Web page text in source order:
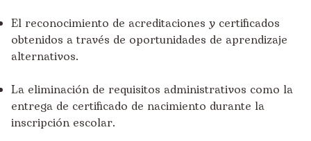
El reconocimiento de acreditaciones y certificados
obtenidos a través de oportunidades de aprendizaje
alternativos.
La eliminación de requisitos administrativos como la
entrega de certificado de nacimiento durante la
inscripción escolar.